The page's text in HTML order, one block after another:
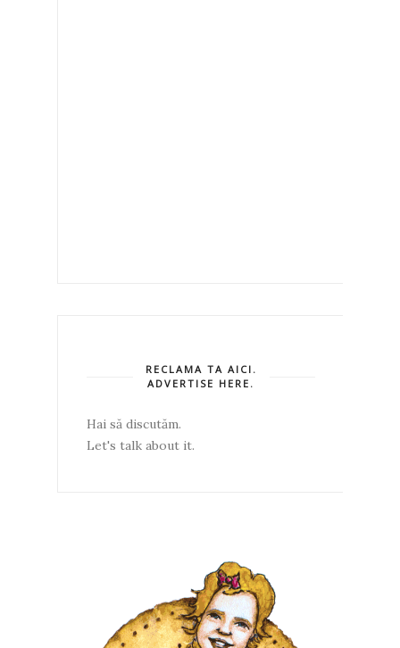
RECLAMA TA AICI.
ADVERTISE HERE.
Hai să discutăm.
Let's talk about it.